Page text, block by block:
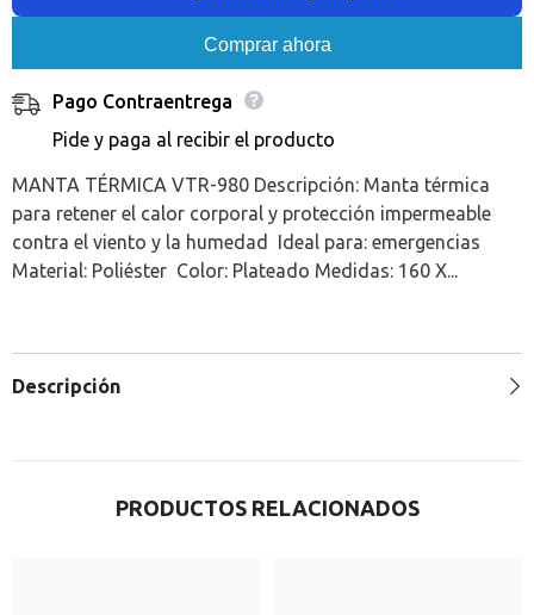
Comprar ahora
Pago Contraentrega
Pide y paga al recibir el producto
MANTA TÉRMICA VTR-980 Descripción: Manta térmica
para retener el calor corporal y protección impermeable
contra el viento y la humedad Ideal para: emergencias
Material: Poliéster Color: Plateado Medidas: 160 X...
Descripción
PRODUCTOS RELACIONADOS